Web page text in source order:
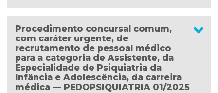
Procedimento concursal comum,
com caráter urgente, de
recrutamento de pessoal médico
para a categoria de Assistente, da
Especialidade de Psiquiatria da
Infância e Adolescência, da carreira
médica — PEDOPSIQUIATRIA 01/2025